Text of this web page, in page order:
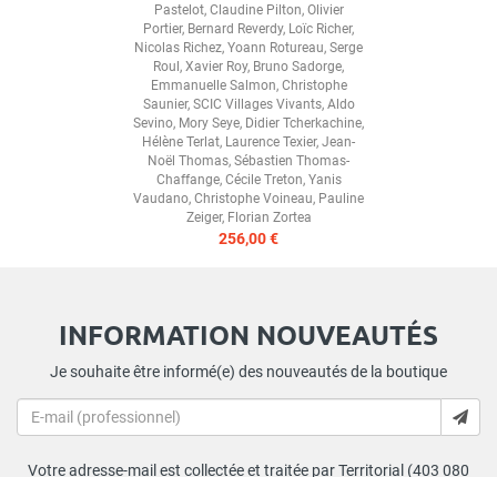
Pastelot, Claudine Pilton, Olivier
Portier, Bernard Reverdy, Loïc Richer,
Nicolas Richez, Yoann Rotureau, Serge
Roul, Xavier Roy, Bruno Sadorge,
Emmanuelle Salmon, Christophe
Saunier, SCIC Villages Vivants, Aldo
Sevino, Mory Seye, Didier Tcherkachine,
Hélène Terlat, Laurence Texier, Jean-
Noël Thomas, Sébastien Thomas-
Chaffange, Cécile Treton, Yanis
Vaudano, Christophe Voineau, Pauline
Zeiger, Florian Zortea
256,00 €
INFORMATION NOUVEAUTÉS
Je souhaite être informé(e) des nouveautés de la boutique
Votre adresse-mail est collectée et traitée par Territorial (403 080